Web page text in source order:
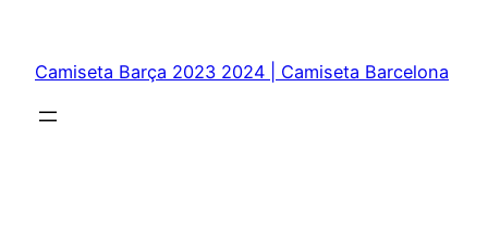
contenido
Camiseta Barça 2023 2024 | Camiseta Barcelona